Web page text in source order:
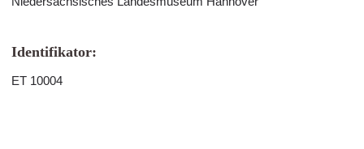
Identifikator:
ET 10004